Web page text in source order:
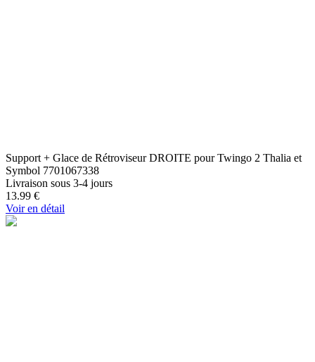
Support + Glace de Rétroviseur DROITE pour Twingo 2 Thalia et
Symbol 7701067338
Livraison sous 3-4 jours
13.99 €
Voir en détail